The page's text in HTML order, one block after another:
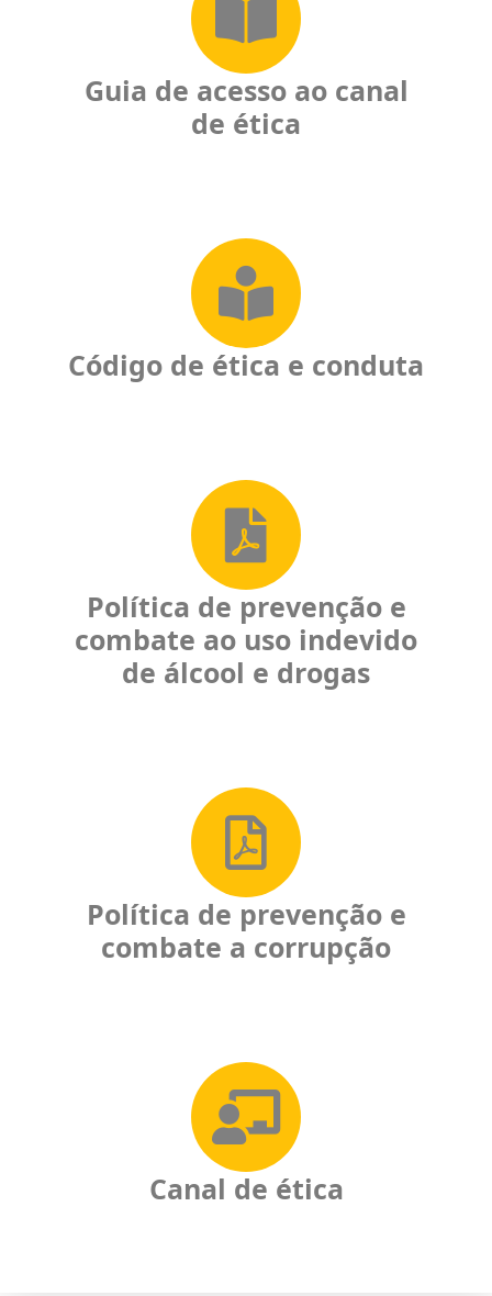
Guia de acesso ao canal
de ética
Código de ética e conduta
Política de prevenção e
combate ao uso indevido
de álcool e drogas
Política de prevenção e
combate a corrupção
Canal de ética